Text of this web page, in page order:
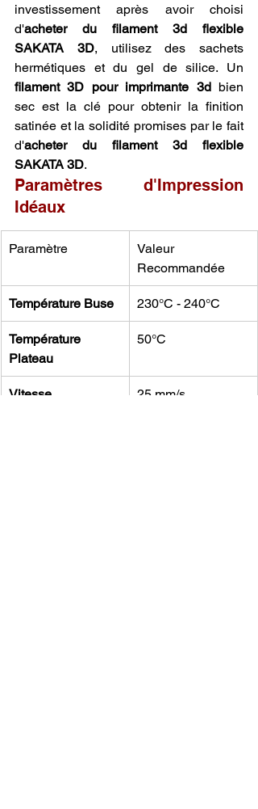
investissement après avoir choisi
d'acheter du filament 3d flexible
SAKATA 3D, utilisez des sachets
filament 3D pour imprimante 3d bien
sec est la clé pour obtenir la finition
satinée et la solidité promises par le fait
d'acheter du filament 3d flexible
SAKATA 3D.
Paramètres d'Impression
Idéaux
Paramètre
Valeur
Recommandée
Température Buse 230°C - 240°C
Température
Plateau
50°C
Vitesse
25 mm/s